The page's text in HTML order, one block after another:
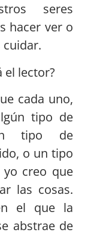
seres
hacer ver o
cuidar.
el lector?
cada uno,
tipo de
tipo de
o un tipo
creo que
las cosas.
el que la
abstrae de